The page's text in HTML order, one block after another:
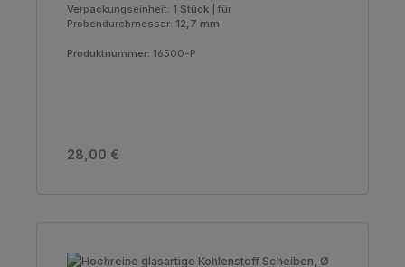
Verpackungseinheit: 1 Stück
Probendurchmesser: 12,7 mm
Produktnummer: 16500-P
Regulärer Preis:
28,00 €